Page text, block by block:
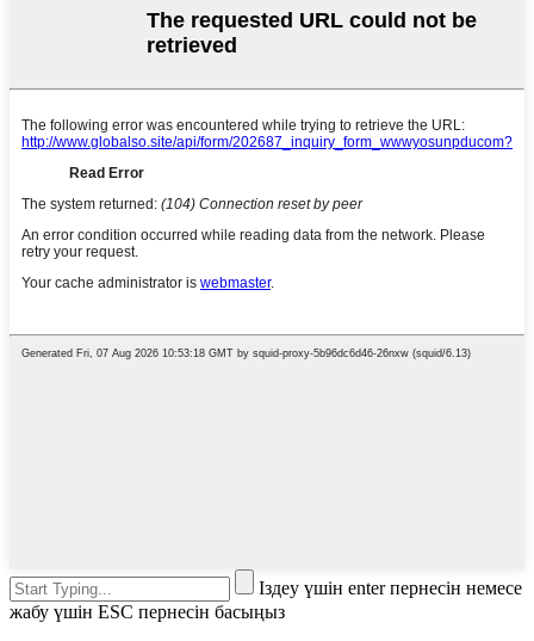
Іздеу үшін enter пернесін немесе
жабу үшін ESC пернесін басыңыз